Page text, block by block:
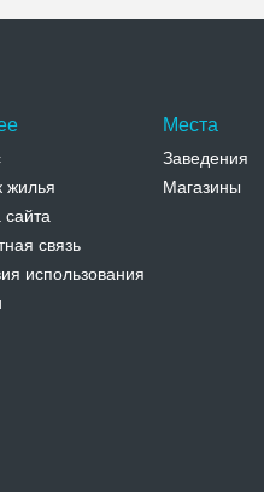
жилья
сайта
связь
использования
Места
Заведения
Магазины